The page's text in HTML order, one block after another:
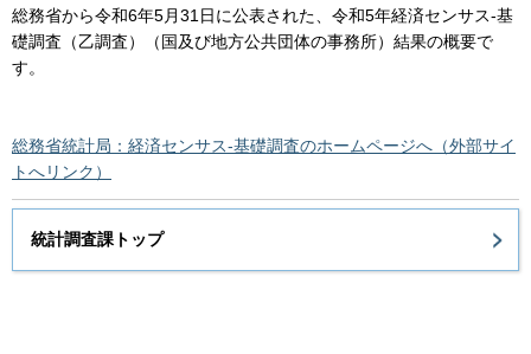
総務省から令和6年5月31日に公表された、令和5年経済センサス-基
礎調査（乙調査）（国及び地方公共団体の事務所）結果の概要で
す。
総務省統計局：経済センサス-基礎調査のホームページへ（外部サイ
トへリンク）
統計調査課トップ